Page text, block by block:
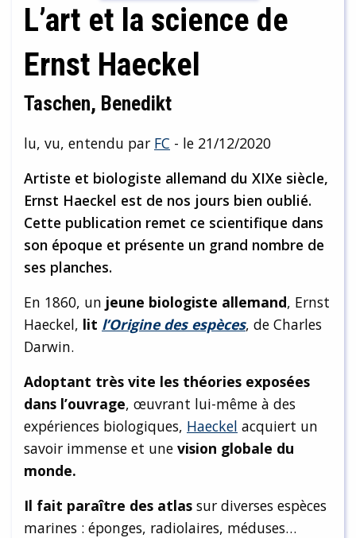
L’art et la science de
Ernst Haeckel
Taschen, Benedikt
lu, vu, entendu par FC - le 21/12/2020
Artiste et biologiste allemand du XIXe siècle,
Ernst Haeckel est de nos jours bien oublié.
Cette publication remet ce scientifique dans
son époque et présente un grand nombre de
ses planches.
En 1860, un jeune biologiste allemand, Ernst
Haeckel, lit l’Origine des espèces, de Charles
Darwin.
Adoptant très vite les théories exposées
dans l’ouvrage, œuvrant lui-même à des
expériences biologiques, Haeckel acquiert un
savoir immense et une vision globale du
monde.
Il fait paraître des atlas sur diverses espèces
marines : éponges, radiolaires, méduses…